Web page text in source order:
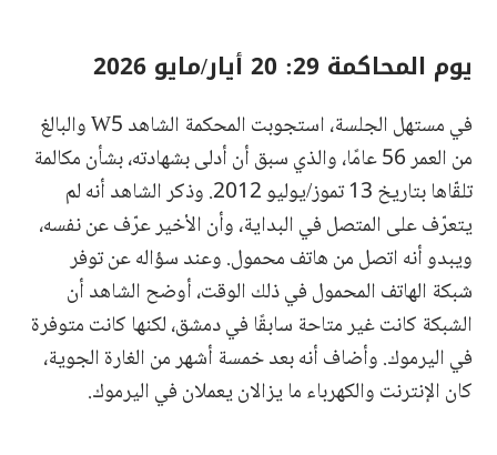
يوم المحاكمة 29: 20 أيار/مايو 2026
في مستهل الجلسة، استجوبت المحكمة الشاهد W5 والبالغ
من العمر 56 عامًا، والذي سبق أن أدلى بشهادته، بشأن مكالمة
تلقّاها بتاريخ 13 تموز/يوليو 2012. وذكر الشاهد أنه لم
يتعرّف على المتصل في البداية، وأن الأخير عرّف عن نفسه،
ويبدو أنه اتصل من هاتف محمول. وعند سؤاله عن توفر
شبكة الهاتف المحمول في ذلك الوقت، أوضح الشاهد أن
الشبكة كانت غير متاحة سابقًا في دمشق، لكنها كانت متوفرة
في اليرموك. وأضاف أنه بعد خمسة أشهر من الغارة الجوية،
كان الإنترنت والكهرباء ما يزالان يعملان في اليرموك.